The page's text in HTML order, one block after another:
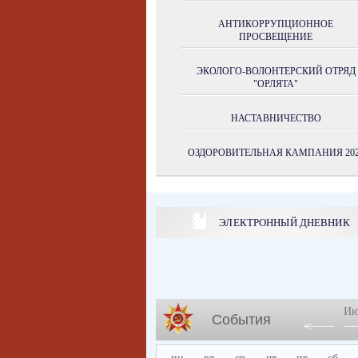
АНТИКОРРУПЦИОННОЕ
ПРОСВЕЩЕНИЕ
ЭКОЛОГО-ВОЛОНТЕРСКИЙ ОТРЯД
"ОРЛЯТА"
НАСТАВНИЧЕСТВО
ОЗДОРОВИТЕЛЬНАЯ КАМПАНИЯ
ЭЛЕКТРОННЫЙ ДНЕВНИК
События